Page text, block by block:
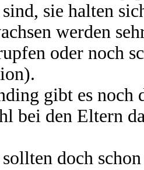
sie halten
werden
oder noch
gibt es noch
bei den Eltern
doch